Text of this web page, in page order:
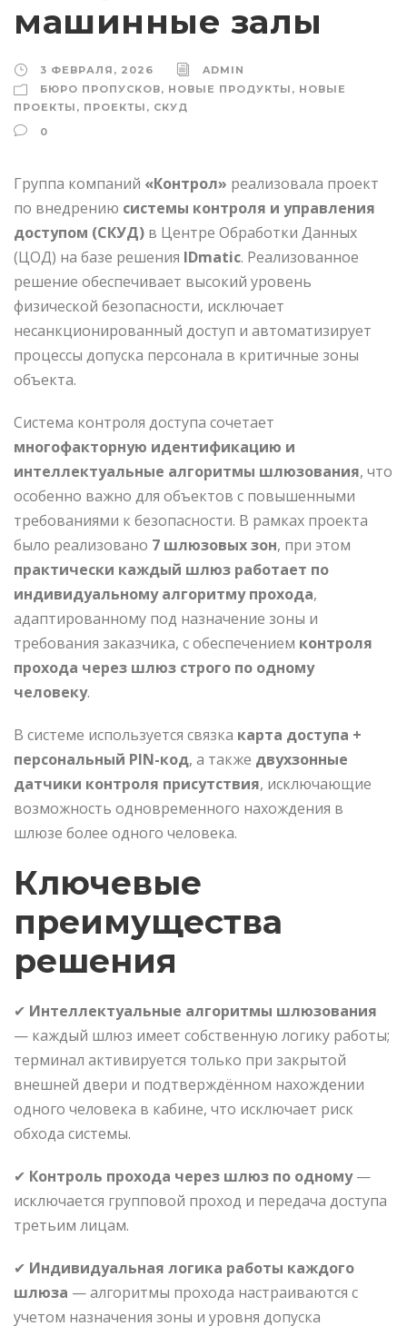
машинные залы
3 ФЕВРАЛЯ, 2026
ADMIN
БЮРО ПРОПУСКОВ, НОВЫЕ ПРОДУКТЫ , НОВЫЕ
ПРОЕКТЫ , ПРОЕКТЫ , СКУД
0
Группа компаний «Контрол» реализовала проект
по внедрению системы контроля и управления
доступом (СКУД) в Центре Обработки Данных
(ЦОД) на базе решения IDmatic. Реализованное
решение обеспечивает высокий уровень
физической безопасности, исключает
несанкционированный доступ и автоматизирует
процессы допуска персонала в критичные зоны
объекта.
Система контроля доступа сочетает
многофакторную идентификацию и
интеллектуальные алгоритмы шлюзования, что
особенно важно для объектов с повышенными
требованиями к безопасности. В рамках проекта
было реализовано 7 шлюзовых зон, при этом
практически каждый шлюз работает по
индивидуальному алгоритму прохода,
адаптированному под назначение зоны и
требования заказчика, с обеспечением контроля
прохода через шлюз строго по одному
человеку.
В системе используется связка карта доступа +
персональный PIN-код, а также двухзонные
датчики контроля присутствия, исключающие
возможность одновременного нахождения в
шлюзе более одного человека.
Ключевые
преимущества
решения
✔ Интеллектуальные алгоритмы шлюзования
— каждый шлюз имеет собственную логику работы;
терминал активируется только при закрытой
внешней двери и подтверждённом нахождении
одного человека в кабине, что исключает риск
обхода системы.
✔ Контроль прохода через шлюз по одному—
исключается групповой проход и передача доступа
третьим лицам.
✔ Индивидуальная логика работы каждого
шлюза — алгоритмы прохода настраиваются с
учетом назначения зоны и уровня допуска